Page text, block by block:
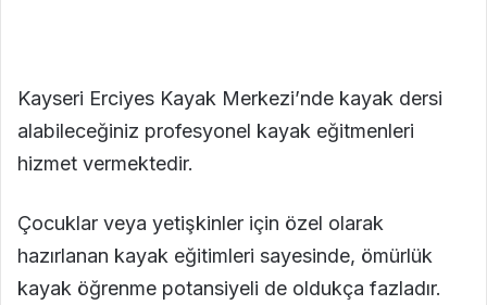
Kayseri Erciyes Kayak Merkezi’nde kayak dersi
alabileceğiniz profesyonel kayak eğitmenleri
hizmet vermektedir.
Çocuklar veya yetişkinler için özel olarak
hazırlanan kayak eğitimleri sayesinde, ömürlük
kayak öğrenme potansiyeli de oldukça fazladır.